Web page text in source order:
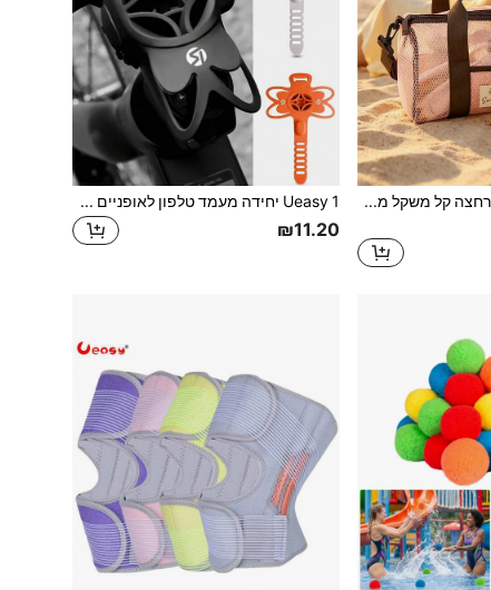
Ueasy סט 1 של תיק רחצה קל משקל מרשת, תיק קוסמטיקה וטיפוח נייד לנסיעות, נרתיק אחסון רב-שימושי לחופשה, קיץ וחזרה ללימודים, נרתיק לספורט כושר ויוגה, מארגן לשחייה, חדר כושר וחוף, תיק רחצה למעמקים ולחדר רחצה במעונות, יוניסקס לשימוש יומיומי בחוץ
Ueasy 1 יחידה מעמד טלפון לאופניים מסיליקון, מעמד טלפון אוניברסלי לאופניים, רצועה מתכווננת, מתאים לטלפונים בגודל 4.0-6.8 אינץ', מעמד ניווט לטלפון עמיד לזעזועים עם התקנה מהירה, מתאים לאופני כביש/אופני הרים/אופנוע, לא חוסם כפתורים, אביזר לרכיבה בחוץ
₪11.20